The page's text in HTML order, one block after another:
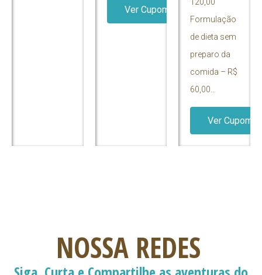
Ver Cupom
Formulação
de dieta sem
preparo da
comida – R$
60,00…
Ver Cupom
NOSSA REDES